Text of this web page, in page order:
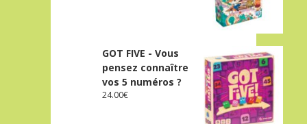
GOT FIVE - Vous
pensez connaître
vos 5 numéros ?
24.00€